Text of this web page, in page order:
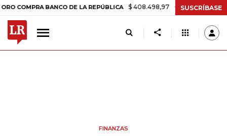
BANCO DE LA REPÚBLICA $ 408.498,97 +$ 8.753,81 +2,19%
SUSCRÍBASE
FINANZAS